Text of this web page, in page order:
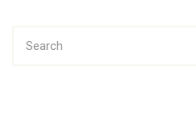
FOR: